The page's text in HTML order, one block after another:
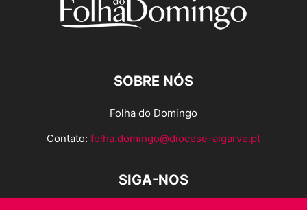
SOBRE NÓS
Folha do Domingo
Contato: folha.domingo@diocese-algarve.pt
SIGA-NOS